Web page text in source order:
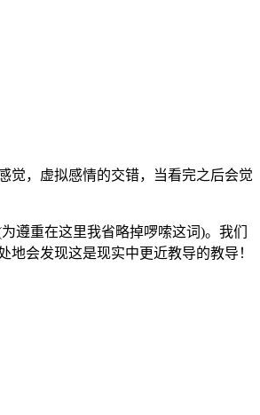
觉，虚拟感情的交错，当看完之后会觉
遵重在这里我省略掉啰嗦这词)。我们
会发现这是现实中更近教导的教导！